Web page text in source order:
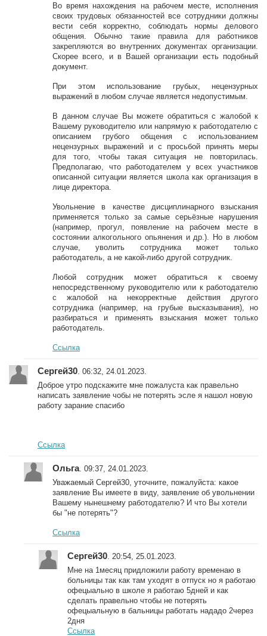
Во время нахождения на рабочем месте, исполнения
своих трудовых обязанностей все сотрудники должны
вести себя корректно, соблюдать нормы делового
общения. Обычно такие правила для работников
закрепляются во внутренних документах организации.
Скорее всего, и в Вашей организации есть подобный
документ.
При этом использование грубых, нецензурных
выражений в любом случае является недопустимым.
В данном случае Вы можете обратиться с жалобой к
Вашему руководителю или напрямую к работодателю с
описанием грубого общения с использованием
нецензурных выражений и с просьбой принять меры
для того, чтобы такая ситуация не повторилась.
Предполагаю, что работодателем у всех участников
описанной ситуации является школа как организация в
лице директора.
Увольнение в качестве дисциплинарного взыскания
применяется только за самые серьёзные нарушения
(например, прогул, появление на рабочем месте в
состоянии алкогольного опьянения и др.). Но в любом
случае, уволить сотрудника может только
работодатель, а не какой-либо другой сотрудник.
Любой сотрудник может обратиться к своему
непосредственному руководителю или к работодателю
с жалобой на некорректные действия другого
сотрудника (например, на грубые высказывания), но
разбираться и применять взыскания может только
работодатель.
Ссылка
Сергей30 . 06:32, 24.01.2023.
Доброе утро подскажите мне пожалуста как правельно
написать заявление чобы не потерять эсле я нашол новую
работу зарание спасибо
Ссылка
Ольга. 09:37, 24.01.2023.
Уважаемый Сергей30, уточните, пожалуйста: какое
заявление Вы имеете в виду, заявление об увольнении
Вашему нынешнему работодателю? И что Вы хотели
бы "не потерять"?
Ссылка
Сергей30 . 20:54, 25.01.2023.
Мне на 1месяц придложили работу временаю в
больницы так как там уходят в отпуск но я работаю
офецыально в школе я работаю 5дней и как
сделать правельно чтобы не потерять
офецыальную в бальницы работать нададо 2через
2дня
Ссылка